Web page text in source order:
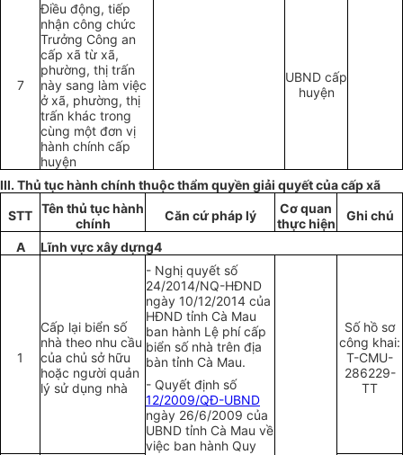
7
Điều động, tiếp
nhận công chức
Trưởng Công an
cấp xã từ xã,
phường, thị trấn
này sang làm việc
ở xã, phường, thị
trấn khác trong
cùng một đơn vị
hành chính cấp
huyện
UBND cấp
huyện
III. Thủ tục hành chính thuộcthẩm quyền giải quyết của cấp xã
STT Tên thủ tục hành
chính
Căn cứ pháp lý
Cơ quan
thực hiện
Ghi chú
A Lĩnh vực xây dựng4
1
Cấp lại biển số
nhà theo nhu cầu
của chủ sở hữu
hoặc người quản
lý sử dụng nhà
- Nghị quyết số
24/2014/NQ-HĐND
ngày 10/12/2014 của
HĐND tỉnh Cà Mau
ban hành Lệ phí cấp
biển số nhà trên địa
bàn tỉnh Cà Mau.
- Quyết định số
12/2009/QĐ-UBND
ngày 26/6/2009 của
UBND tỉnh Cà Mau về
việc ban hành Quy
Số hồ sơ
công khai:
T-CMU-
286229-
TT